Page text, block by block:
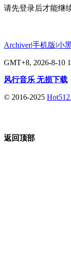
请先登录后才能继
Archiver|手机版|小
GMT+8, 2026-8-10
风行音乐 无损下载
© 2016-2025
返回顶部